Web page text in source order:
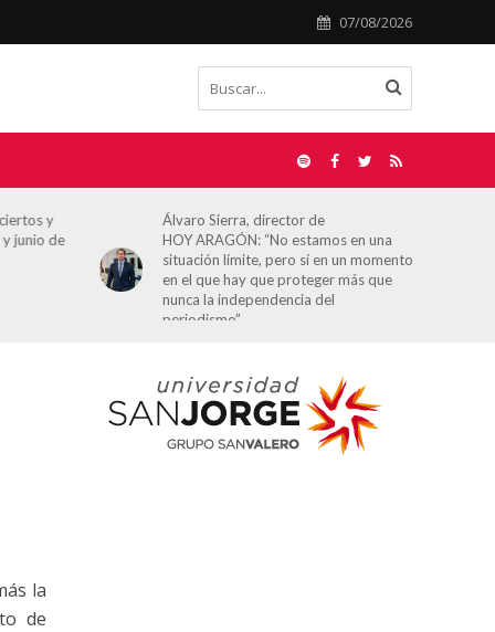
07/08/2026
y
junio de
Álvaro Sierra, director de
HOY ARAGÓN: “No estamos en una
situación límite, pero sí en un momento
en el que hay que proteger más que
nunca la independencia del
periodismo”
la
de